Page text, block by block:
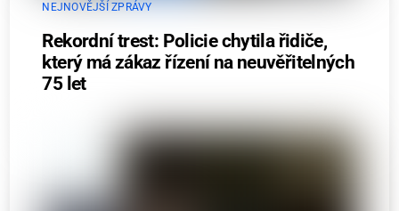
NEJNOVĚJŠÍ ZPRÁVY
Rekordní trest: Policie chytila řidiče,
který má zákaz řízení na neuvěřitelných
75 let